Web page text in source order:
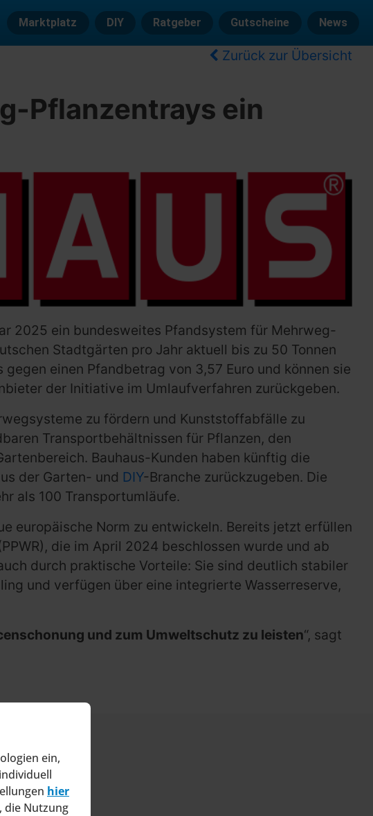
ein,
hier
die Nutzung
Marktplatz DIY Ratgeber Gutscheine News
Zurück zur Übersicht
Pflanzentrays ein
2025 ein bundesweites Pfandsystem für Mehrweg-
Stadtgärten pro Jahr aktuell bis zu 50 Tonnen
einen Pfandbetrag von 3,57 Euro und können sie
der Initiative im Umlaufverfahren zurückgeben.
zu fördern und Kunststoffabfälle zu
Transportbehältnissen für Pflanzen, den
Bauhaus-Kunden haben künftig die
der Garten- und DIY-Branche zurückzugeben. Die
als 100 Transportumläufe.
europäische Norm zu entwickeln. Bereits jetzt erfüllen
die im April 2024 beschlossen wurde und ab
durch praktische Vorteile: Sie sind deutlich stabiler
und verfügen über eine integrierte Wasserreserve,
und zum Umweltschutz zu leisten“, sagt